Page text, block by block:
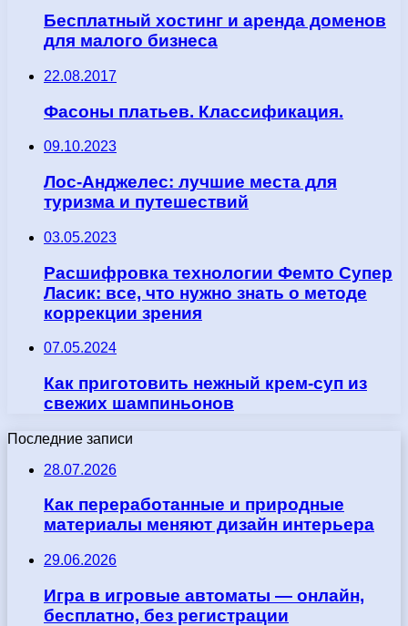
Бесплатный хостинг и аренда доменов
для малого бизнеса
22.08.2017
Фасоны платьев. Классификация.
09.10.2023
Лос-Анджелес: лучшие места для
туризма и путешествий
03.05.2023
Расшифровка технологии Фемто Супер
Ласик: все, что нужно знать о методе
коррекции зрения
07.05.2024
Как приготовить нежный крем-суп из
свежих шампиньонов
Последние записи
28.07.2026
Как переработанные и природные
материалы меняют дизайн интерьера
29.06.2026
Игра в игровые автоматы — онлайн,
бесплатно, без регистрации